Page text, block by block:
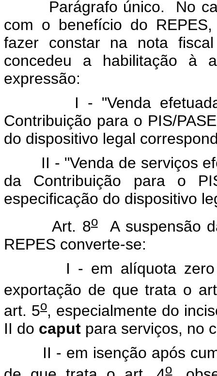
Parágrafo único. No
com o benefício do
fazer constar na nota
concedeu a habilitação à
expressão:
I - "Venda efetuada
Contribuição para o PIS/
do dispositivo legal
II - "Venda de serviços
da Contribuição para o
especificação do dispositivo
Art. 8oA suspensão
REPES converte-se:
I - em alíquota zero
exportação de que trata o
art. 5o, especialmente do
II do caput para serviços, no
II - em isenção após
o